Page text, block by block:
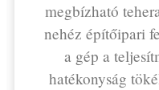
megbízható
nehéz építőipari
a gép a
hatékonyság